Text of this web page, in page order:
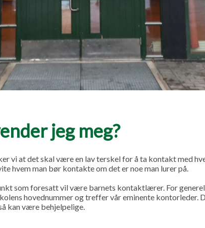
jeg meg?
vi at det skal være en lav terskel for å ta kontakt med
hvem man bør kontakte om det er noe man lurer på.
som foresatt vil være barnets kontaktlærer. For
hovednummer og treffer vår eminente kontorleder.
kan være behjelpelige.